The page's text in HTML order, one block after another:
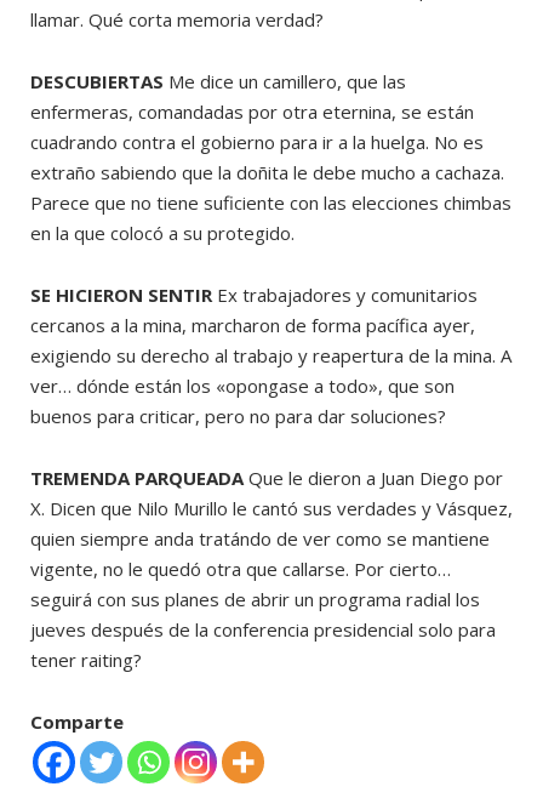
llamar. Qué corta memoria verdad?
DESCUBIERTAS Me dice un camillero, que las
enfermeras, comandadas por otra eternina, se están
cuadrando contra el gobierno para ir a la huelga. No es
extraño sabiendo que la doñita le debe mucho a cachaza.
Parece que no tiene suficiente con las elecciones chimbas
en la que colocó a su protegido.
SE HICIERON SENTIR Ex trabajadores y comunitarios
cercanos a la mina, marcharon de forma pacífica ayer,
exigiendo su derecho al trabajo y reapertura de la mina. A
ver… dónde están los «opongase a todo», que son
buenos para criticar, pero no para dar soluciones?
TREMENDA PARQUEADA Que le dieron a Juan Diego por
X. Dicen que Nilo Murillo le cantó sus verdades y Vásquez,
quien siempre anda tratándo de ver como se mantiene
vigente, no le quedó otra que callarse. Por cierto…
seguirá con sus planes de abrir un programa radial los
jueves después de la conferencia presidencial solo para
tener raiting?
Comparte